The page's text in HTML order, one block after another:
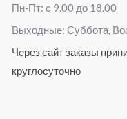
Пн-Пт: с 9.00 до 18.00
Выходные: Суббота,
Через сайт заказы
круглосуточно